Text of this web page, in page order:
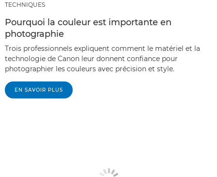
TECHNIQUES
Pourquoi la couleur est importante en
photographie
Trois professionnels expliquent comment le matériel et la
technologie de Canon leur donnent confiance pour
photographier les couleurs avec précision et style.
EN SAVOIR PLUS